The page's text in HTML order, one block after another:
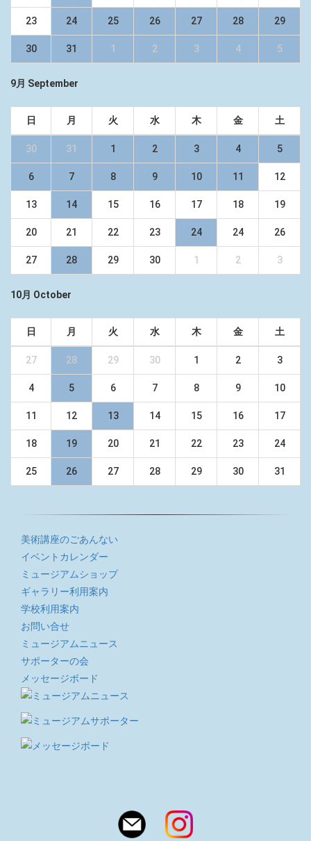
23 24 25 26 27 28 29
30 31 1 2 3 4 5
9月 September
日 月 火 水 木 金 土
30 31 1 2 3 4 5
6 7 8 9 10 11 12
13 14 15 16 17 18 19
20 21 22 23 24 24 26
27 28 29 30 1 2 3
10月 October
日 月 火 水 木 金 土
27 28 29 30 1 2 3
4 5 6 7 8 9 10
11 12 13 14 15 16 17
18 19 20 21 22 23 24
25 26 27 28 29 30 31
美術講座のごあんない
イベントカレンダー
ミュージアムショップ
ギャラリー利用案内
学校利用案内
お問い合せ
ミュージアムニュース
サポーターの会
メッセージボード